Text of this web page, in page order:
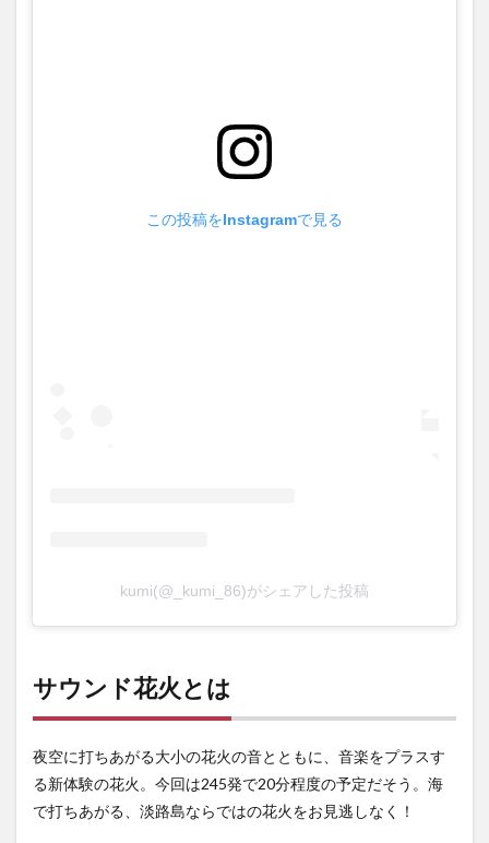
この投稿をInstagramで見る
kumi(@_kumi_86)がシェアした投稿
サウンド花火とは
夜空に打ちあがる大小の花火の音とともに、音楽をプラスす
る新体験の花火。今回は245発で20分程度の予定だそう。海
で打ちあがる、淡路島ならではの花火をお見逃しなく！